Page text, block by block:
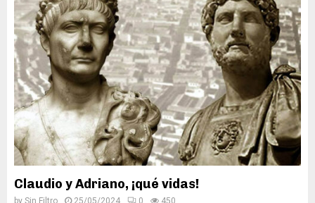
Claudio y Adriano, ¡qué vidas!
by Sin Filtro 25/05/2024 0 450